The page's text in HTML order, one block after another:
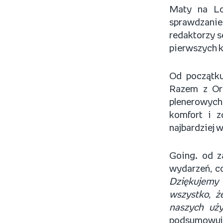
Maty na
redaktorzy
pierwszych
Od
Razem z
komfort i
najbardziej
Going. od
wydarzeń,
wszystko,
naszych